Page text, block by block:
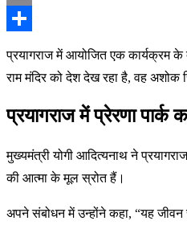
Email
प्रयागराज में आयोजित एक कार्यक्रम के
राम मंदिर को देश देख रहा है, वह अशोक
प्रयागराज में प्रेरणा पार्क
मुख्यमंत्री योगी आदित्यनाथ ने
की आत्मा के मूल स्रोत हैं।
अपने संबोधन में उन्होंने कहा, “यह जीवन